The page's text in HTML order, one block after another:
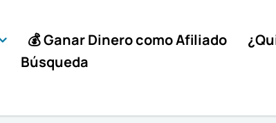
💰 Ganar Dinero como Afiliado
Búsqueda